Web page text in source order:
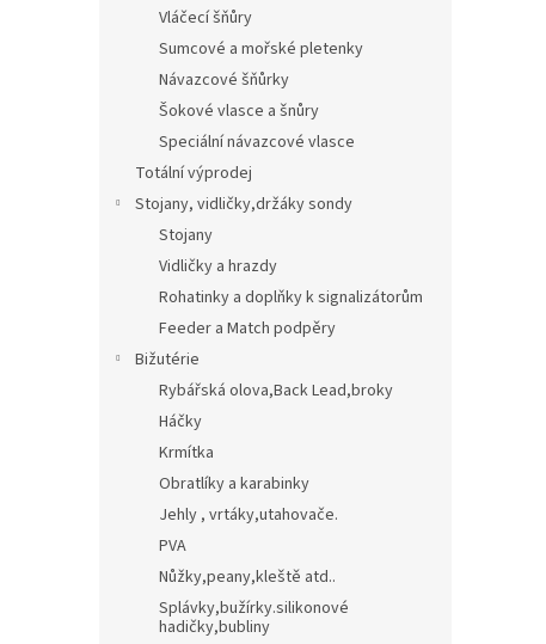
Vláčecí šňůry
Sumcové a mořské pletenky
Návazcové šňůrky
Šokové vlasce a šnůry
Speciální návazcové vlasce
Totální výprodej
Stojany, vidličky,držáky sondy
Stojany
Vidličky a hrazdy
Rohatinky a doplňky k signalizátorům
Feeder a Match podpěry
Bižutérie
Rybářská olova,Back Lead,broky
Háčky
Krmítka
Obratlíky a karabinky
Jehly , vrtáky,utahovače.
PVA
Nůžky,peany,kleště atd..
Splávky,bužírky.silikonové
hadičky,bubliny